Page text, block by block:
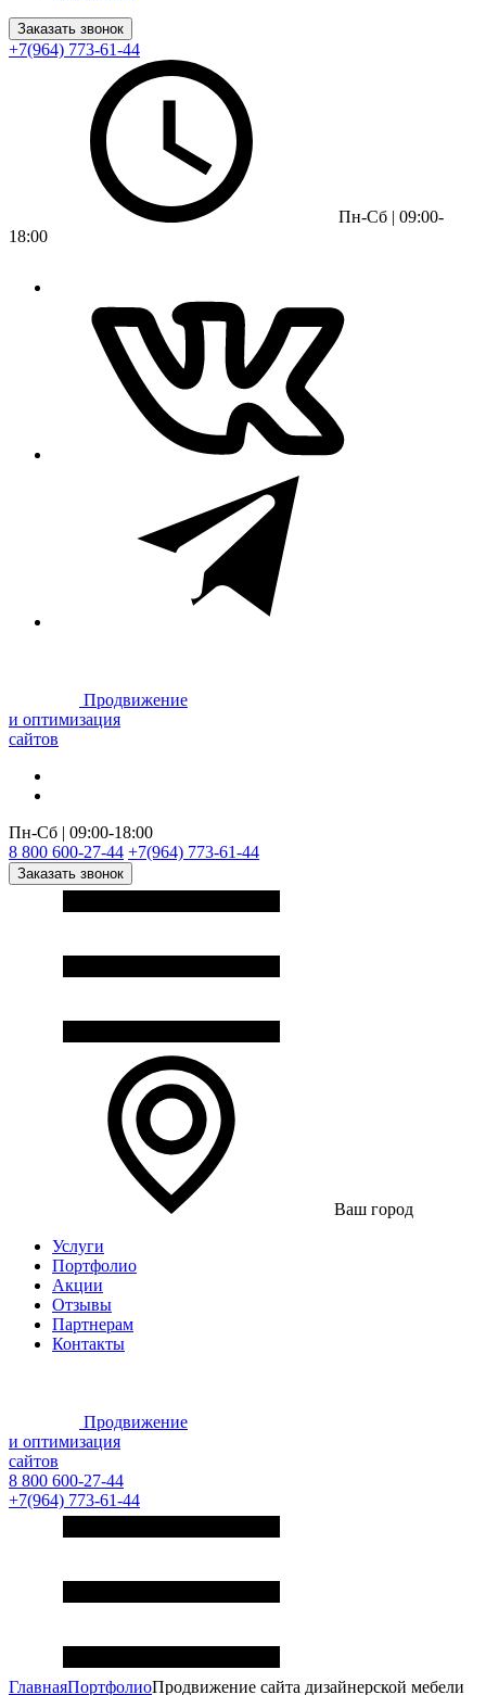
Заказать звонок
+7(964) 773-61-44
Пн-Сб | 09:00-
18:00
Продвижение
и оптимизация
сайтов
Пн-Сб | 09:00-18:00
8 800 600-27-44 +7(964) 773-61-44
Заказать звонок
Ваш город
Услуги
Портфолио
Акции
Отзывы
Партнерам
Контакты
Продвижение
и оптимизация
сайтов
8 800 600-27-44
+7(964) 773-61-44
ГлавнаяПортфолиоПродвижение сайта дизайнерской мебели